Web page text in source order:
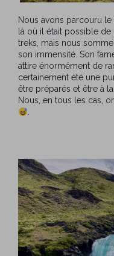
Nous avons parcouru
là où il était possible de
treks, mais nous
son immensité. Son
attire énormément de
certainement été une
être préparés et être à
Nous, en tous les cas,
.